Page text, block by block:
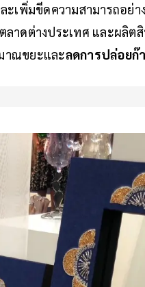
เพิ่มขีดความสามารถอย่
าดต่างประเทศ และผลิต
าณขยะและลดการปล่อยก๊